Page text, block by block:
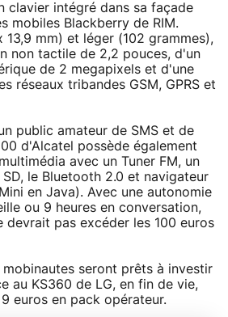
clavier intégré dans sa façade
mobiles Blackberry de RIM.
13,9 mm) et léger (102 grammes),
non tactile de 2,2 pouces, d'un
de 2 megapixels et d'une
réseaux tribandes GSM, GPRS et
public amateur de SMS et de
d'Alcatel possède également
avec un Tuner FM, un
le Bluetooth 2.0 et navigateur
en Java). Avec une autonomie
ou 9 heures en conversation,
devrait pas excéder les 100 euros
mobinautes seront prêts à investir
au KS360 de LG, en fin de vie,
euros en pack opérateur.